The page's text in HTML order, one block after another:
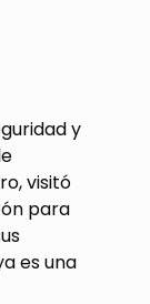
y
visitó
para
es una